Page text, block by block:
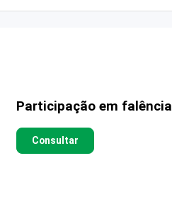
Participação em falência
Consultar